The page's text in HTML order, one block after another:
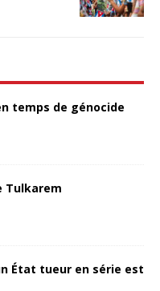
temps de génocide
Tulkarem
État tueur en série est